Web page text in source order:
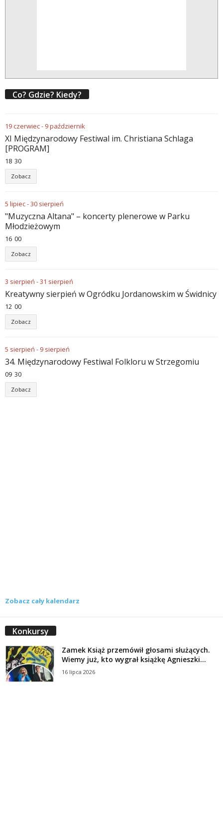
Co? Gdzie? Kiedy?
19czerwiec- 9październik
XI Międzynarodowy Festiwal im. Christiana Schlaga
[PROGRAM]
18 30
Zobacz
5 lipiec-30 sierpień
"Muzyczna Altana" – koncerty plenerowe w Parku
Młodzieżowym
16 00
Zobacz
3 sierpień -31 sierpień
Kreatywny sierpień w Ogródku Jordanowskim w Świdnicy
12 00
Zobacz
5 sierpień - 9 sierpień
34. Międzynarodowy Festiwal Folkloru w Strzegomiu
09 30
Zobacz
Zobacz cały kalendarz
Konkursy
Zamek Książ przemówił głosami służących.
Wiemy już, kto wygrał książkę Agnieszki...
16 lipca 2026